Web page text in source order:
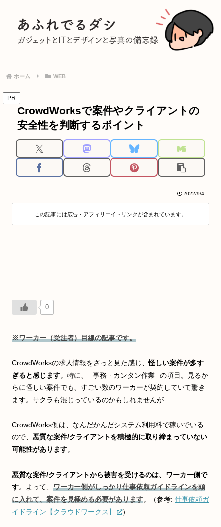
ホーム WEB
PR
CrowdWorksで案件やクライアントの
安全性を判断するポイント
2022/9/4
この記事には広告・アフィリエイトリンクが含まれています。
0
※ワーカー（受注者）目線の記事です。
CrowdWorksの求人情報をざっと見た感じ、怪しい案件が多す
ぎると感じます。特に、 事務・カンタン作業
の項目。見るか
らに怪しい案件でも、すごい数のワーカーが契約していて驚き
ます。サクラも混じっているのかもしれませんが…
CrowdWorks側は、なんだかんだシステム利用料で稼いでいる
ので、 悪質な案件/クライアントを積極的に取り締まっていない
可能性があります。
悪質な案件/クライアントから被害を受けるのは、ワーカー側で
す。よって、 ワーカー側がしっかり仕事依頼ガイドラインを頭
に入れて、案件を見極める必要があります。（参考: 仕事依頼ガ
イドライン【クラウドワークス】
）